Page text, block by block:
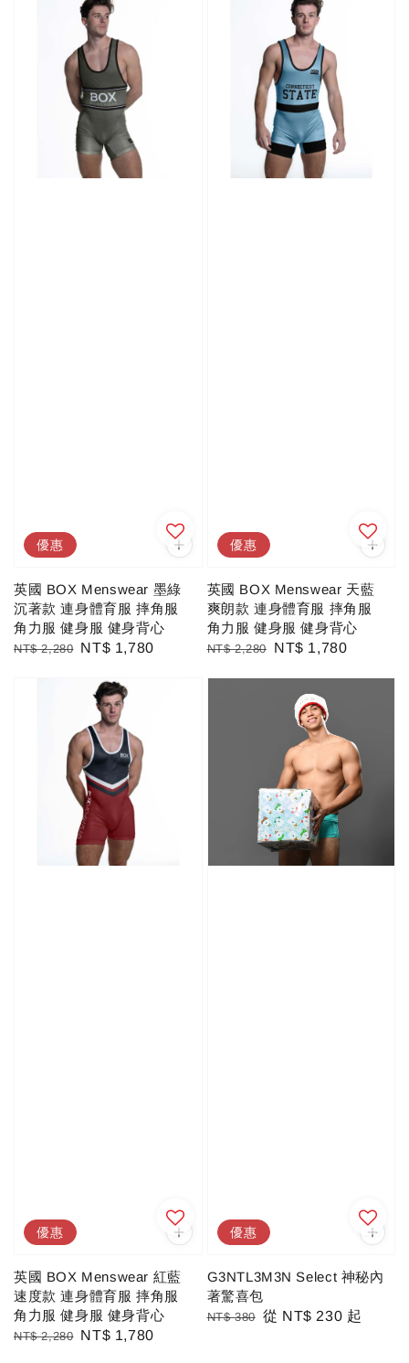
優惠
英國 BOX Menswear 墨綠
沉著款 連身體育服 摔角服
角力服 健身服 健身背心
Regular
NT$ 2,280 Sale
NT$ 1,780
優惠
英國 BOX Menswear 天藍
爽朗款 連身體育服 摔角服
角力服 健身服 健身背心
Regular
NT$ 2,280
Sale
NT$ 1,780
優惠
英國 BOX Menswear 紅藍
速度款 連身體育服 摔角服
角力服 健身服 健身背心
Regular
NT$ 2,280 Sale
NT$ 1,780
優惠
G3NTL3M3N Select 神秘內
著驚喜包
Regular
NT$ 380 Sale
從 NT$ 230 起